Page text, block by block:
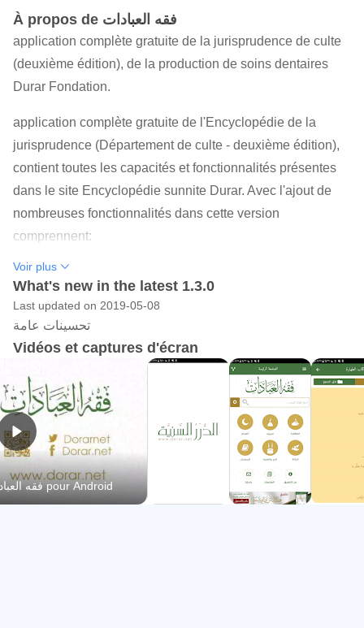
À propos de فقه العبادات
application complète gratuite de la jurisprudence de culte
(deuxième édition), de la production de soins dentaires
Durar Fondation.
application complète gratuite de l'Encyclopédie de la
jurisprudence (Département de culte - deuxième édition),
contient toutes les capacités et fonctionnalités présentes
dans le site Encyclopédie sunnite Durar. Avec l'ajout de
nombreuses fonctionnalités dans cette version
comprennent:
- Possibilité de navigation et la recherche d'un résumé du
culte libre de la jurisprudence.
- Ajout de marges de manière à documenter toute
information sa source.
- Ajout de la navigation entre l'option pages d'application
Bsaman (suivant et précédent), sans la nécessité de
revenir aux adresses des arbres.
- Ajout des propriétés de lecture de nuit, conserver ou
supprimer la configuration, l'amélioration des matériaux de
partage d'applications dans les moyens de communication
sociale.
Voir plus
What's new in the latest 1.3.0
Last updated on 2019-05-08
تحسينات عامة
Vidéos et captures d'écran
Trailer officiel de فقه العبادات pour Android